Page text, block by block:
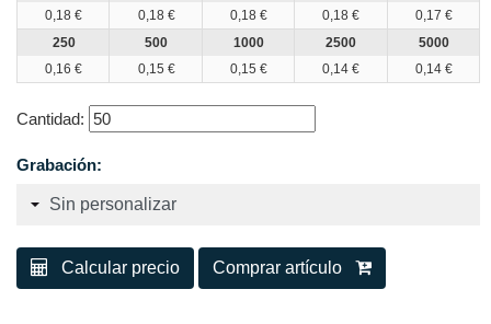
0,18 €
0,18 €
0,18 €
0,18 €
0,17 €
250
0,16 €
500
0,15 €
1000
0,15 €
2500
0,14 €
5000
0,14 €
Cantidad:
Grabación:
Calcular precio Comprar artículo